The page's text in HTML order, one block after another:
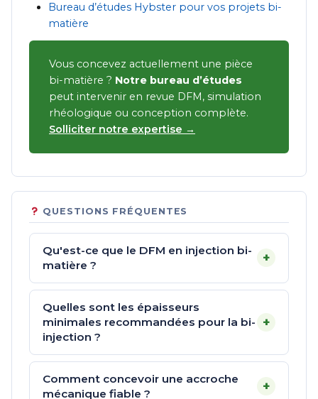
Bureau d’études Hybster pour vos projets bi-
matière
Vous concevez actuellement une pièce
bi-matière ? Notre bureau d’études
peut intervenir en revue DFM, simulation
rhéologique ou conception complète.
Solliciter notre expertise →
QUESTIONS FRÉQUENTES
Qu'est-ce que le DFM en injection bi-
matière ?
+
Quelles sont les épaisseurs
minimales recommandées pour la bi-
injection ?
+
Comment concevoir une accroche
mécanique fiable ?
+